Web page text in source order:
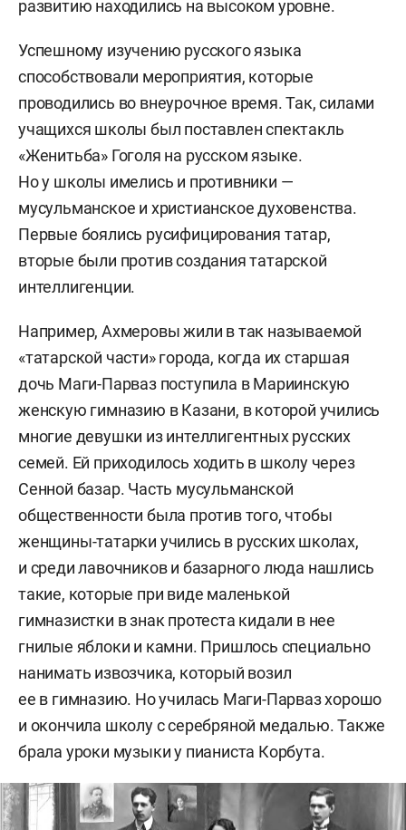
развитию находились на высоком уровне.
Успешному изучению русского языка
способствовали мероприятия, которые
проводились во внеурочное время. Так, силами
учащихся школы был поставлен спектакль
«Женитьба» Гоголя на русском языке.
Но у школы имелись и противники —
мусульманское и христианское духовенства.
Первые боялись русифицирования татар,
вторые были против создания татарской
интеллигенции.
Например, Ахмеровы жили в так называемой
«татарской части» города, когда их старшая
дочь Маги-Парваз поступила в Мариинскую
женскую гимназию в Казани, в которой учились
многие девушки из интеллигентных русских
семей. Ей приходилось ходить в школу через
Сенной базар. Часть мусульманской
общественности была против того, чтобы
женщины-татарки учились в русских школах,
и среди лавочников и базарного люда нашлись
такие, которые при виде маленькой
гимназистки в знак протеста кидали в нее
гнилые яблоки и камни. Пришлось специально
нанимать извозчика, который возил
ее в гимназию. Но училась Маги-Парваз хорошо
и окончила школу с серебряной медалью. Также
брала уроки музыки у пианиста Корбута.